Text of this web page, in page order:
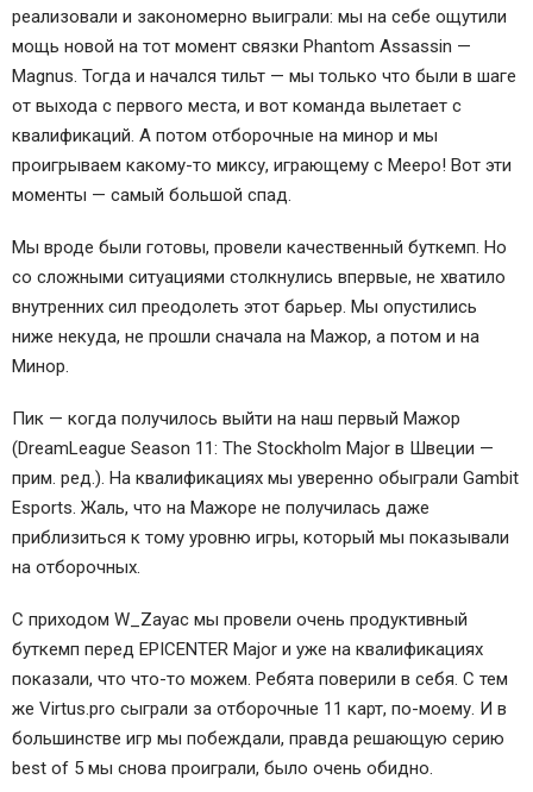
реализовали и закономерно выиграли: мы на себе ощутили
мощь новой на тот момент связки Phantom Assassin —
Magnus. Тогда и начался тильт — мы только что были в шаге
от выхода с первого места, и вот команда вылетает с
квалификаций. А потом отборочные на минор и мы
проигрываем какому-то миксу, играющему с Meepo! Вот эти
моменты — самый большой спад.
Мы вроде были готовы, провели качественный буткемп. Но
со сложными ситуациями столкнулись впервые, не хватило
внутренних сил преодолеть этот барьер. Мы опустились
ниже некуда, не прошли сначала на Мажор, а потом и на
Минор.
Пик — когда получилось выйти на наш первый Мажор
(DreamLeague Season 11: The Stockholm Major в Швеции —
прим. ред.). На квалификациях мы уверенно обыграли Gambit
Esports. Жаль, что на Мажоре не получилась даже
приблизиться к тому уровню игры, который мы показывали
на отборочных.
С приходом W_Zayac мы провели очень продуктивный
буткемп перед EPICENTER Major и уже на квалификациях
показали, что что-то можем. Ребята поверили в себя. С тем
же Virtus.pro сыграли за отборочные 11 карт, по-моему. И в
большинстве игр мы побеждали, правда решающую серию
best of 5 мы снова проиграли, было очень обидно.